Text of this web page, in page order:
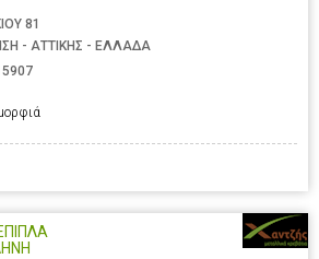
81
- ΑΤΤΙΚΗΣ - ΕΛΛΑΔΑ